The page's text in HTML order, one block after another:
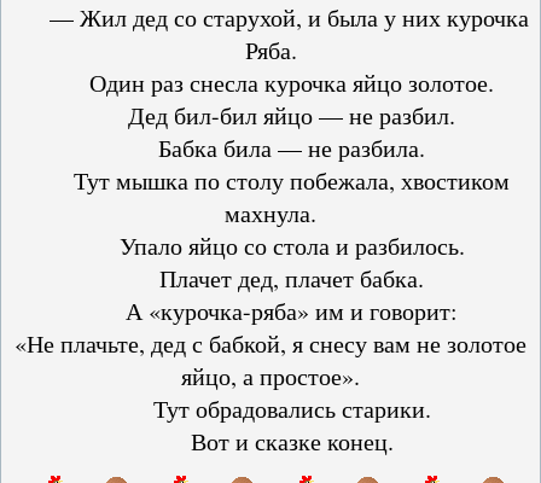
— Жил дед со старухой, и была у них курочка
Ряба.
Один раз снесла курочка яйцо золотое.
Дед бил-бил яйцо — не разбил.
Бабка била — не разбила.
Тут мышка по столу побежала, хвостиком
махнула.
Упало яйцо со стола и разбилось.
Плачет дед, плачет бабка.
А «курочка-ряба» им и говорит:
«Не плачьте, дед с бабкой, я снесу вам не золотое
яйцо, а простое».
Тут обрадовались старики.
Вот и сказке конец.